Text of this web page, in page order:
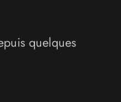
quelques